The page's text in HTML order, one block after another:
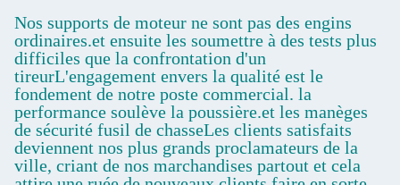
Nos supports de moteur ne sont pas des engins
ordinaires.et ensuite les soumettre à des tests plus
difficiles que la confrontation d'un
tireurL'engagement envers la qualité est le
fondement de notre poste commercial. la
performance soulève la poussière.et les manèges
de sécurité fusil de chasseLes clients satisfaits
deviennent nos plus grands proclamateurs de la
ville, criant de nos marchandises partout et cela